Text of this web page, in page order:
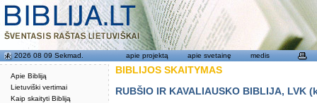
Apie Bibliją
Lietuviški vertimai
Kaip skaityti Bibliją
2026 08 09 Sekmad. apie projektą apie svetainę medis
BIBLIJOS SKAITYMAS
RUBŠIO IR KAVALIAUSKO BIBLIJA,